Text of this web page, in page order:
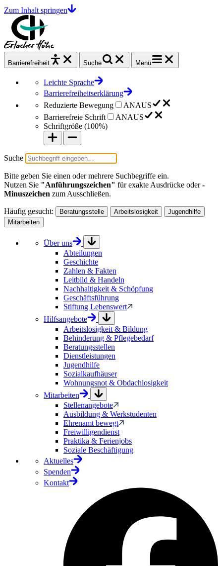
Zum Inhalt springen
Barrierefrei heit Suche Menü
Leichte Sprache
Barrierefreiheitserklärung
Reduzierte Bewegung
ANAUS
Barrierefreie Schrift
ANAUS
Schriftgröße (100%)
Suche
Bitte geben Sie einen oder mehrere Suchbegriffe ein.
Nutzen Sie "Anführungszeichen" für exakte Ausdrücke oder-
Minuszeichen zum Ausschließen.
Häufig gesucht: Beratungsstelle Arbeitslosigkeit
Jugendhilfe
Mitarbeiten
Über uns
Abteilungen
Geschichte
Zahlen & Fakten
Leitbild & Handeln
Nachhaltigkeit & Schöpfung
Geschäftsführung
Stiftung Lebenswert
Hilfsangebote
Arbeitslosigkeit & Bildung
Behinderung & Pflegebedarf
Beratungsstellen
Dienstleistungen
Jugendhilfe
Sozialkaufhäuser
Wohnungsnot & Obdachlosigkeit
Mitarbeiten
Stellenangebote
Ausbildung & Werkstudenten
Ehrenamt bewegt
Freiwilligendienst
Praktika & Ferienjobs
Soziale Beschäftigung
Aktuelles
Spenden
Kontakt